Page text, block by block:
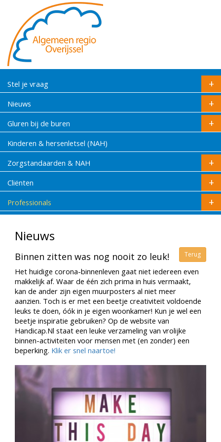
Stel je vraag
Nieuws
Gluren bij de buren
Kinderen & hersenletsel (NAH)
Zorgstandaarden & NAH
Cliënten
Professionals
Nieuws
Terug
Binnen zitten was nog nooit zo leuk!
Het huidige corona-binnenleven gaat niet iedereen even
makkelijk af. Waar de één zich prima in huis vermaakt,
kan de ander zijn eigen muurposters al niet meer
aanzien. Toch is er met een beetje creativiteit voldoende
leuks te doen, óók in je eigen woonkamer! Kun je wel een
beetje inspiratie gebruiken? Op de website van
Handicap.Nl staat een leuke verzameling van vrolijke
binnen-activiteiten voor mensen met (en zonder) een
beperking. Klik er snel naartoe!